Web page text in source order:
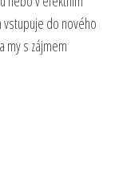
vstupuje do nového
my s zájmem